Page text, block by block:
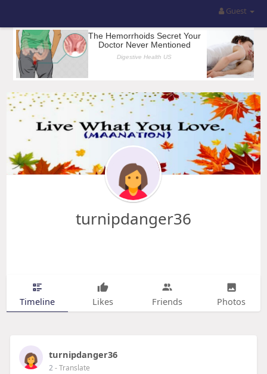
Guest
turnipdanger36
Timeline Likes Friends Photos
turnipdanger36
2- Translate